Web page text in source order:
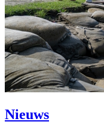
Nieuws